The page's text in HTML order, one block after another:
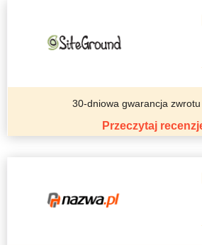
30-dniowa gwarancja
Przeczytaj